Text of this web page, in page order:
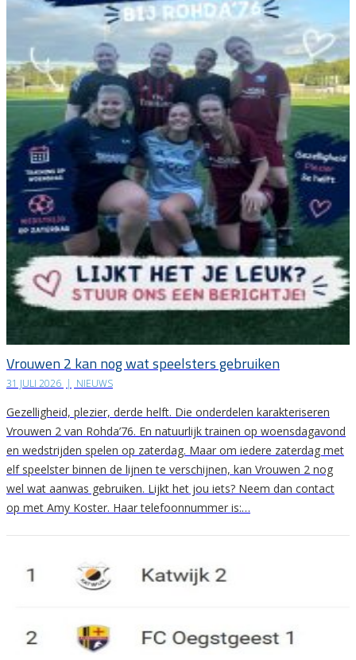
Vrouwen 2 kan nog wat speelsters gebruiken
31 JULI 2026 | NIEUWS
Gezelligheid, plezier, derde helft. Die onderdelen karakteriseren
Vrouwen 2 van Rohda’76. En natuurlijk trainen op woensdagavond
en wedstrijden spelen op zaterdag. Maar om iedere zaterdag met
elf speelster binnen de lijnen te verschijnen, kan Vrouwen 2 nog
wel wat aanwas gebruiken. Lijkt het jou iets? Neem dan contact
op met Amy Koster. Haar telefoonnummer is:…